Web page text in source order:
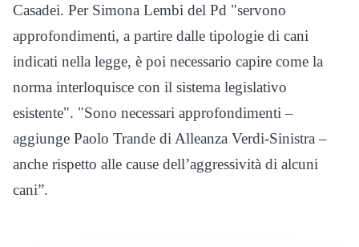
Casadei. Per Simona Lembi del Pd "servono
approfondimenti, a partire dalle tipologie di cani
indicati nella legge, è poi necessario capire come la
norma interloquisce con il sistema legislativo
esistente". "Sono necessari approfondimenti –
aggiunge Paolo Trande di Alleanza Verdi-Sinistra –
anche rispetto alle cause dell’aggressività di alcuni
cani”.